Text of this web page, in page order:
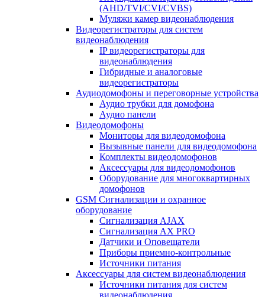
(AHD/TVI/CVI/CVBS)
Муляжи камер видеонаблюдения
Видеорегистраторы для систем
видеонаблюдения
IP видеорегистраторы для
видеонаблюдения
Гибридные и аналоговые
видеорегистраторы
Аудиодомофоны и переговорные устройства
Аудио трубки для домофона
Аудио панели
Видеодомофоны
Мониторы для видеодомофона
Вызывные панели для видеодомофона
Комплекты видеодомофонов
Аксессуары для видеодомофонов
Оборудование для многоквартирных
домофонов
GSM Сигнализации и охранное
оборудование
Сигнализация AJAX
Сигнализация AX PRO
Датчики и Оповещатели
Приборы приемно-контрольные
Источники питания
Аксессуары для систем видеонаблюдения
Источники питания для систем